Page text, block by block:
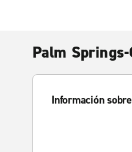
Palm
Información